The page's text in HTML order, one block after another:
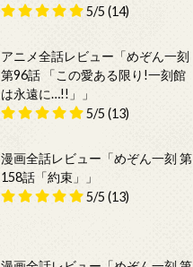
5/5 (14)
アニメ全話レビュー「めぞん一刻
第96話 「この愛ある限り!一刻館
は永遠に…!!」」
5/5 (13)
漫画全話レビュー「めぞん一刻 第
158話「約束」」
5/5 (13)